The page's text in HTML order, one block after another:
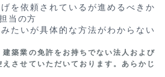
を依頼されているが進めるべきか
当の方
たいが具体的な方法がわからない
築業の免許をお持ちでない法人および
させていただいております。あらかじ